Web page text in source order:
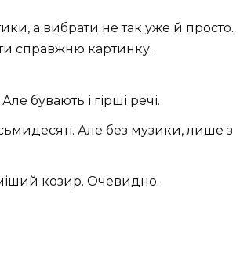
а вибрати не так уже й просто.
справжню картинку.
бувають і гірші речі.
Але без музики, лише з
козир. Очевидно.